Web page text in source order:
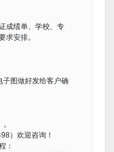
成绩单、学校、专
求安排。
子图做好发给客户确
）欢迎咨询！
：